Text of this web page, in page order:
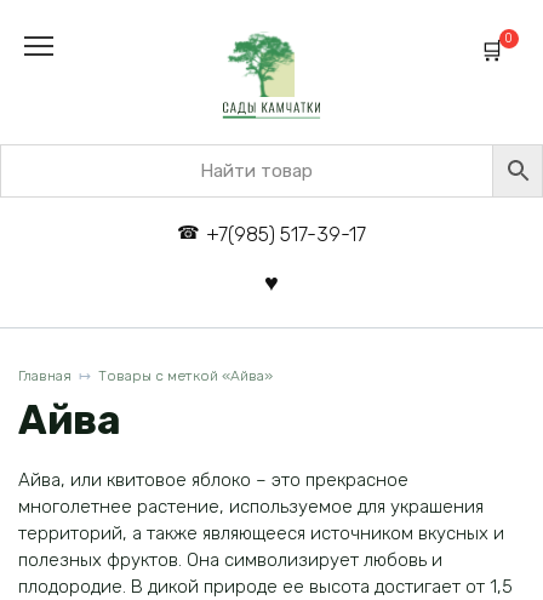
+7(985) 517-39-17
0
Главная Товары с меткой «Айва»
Айва
Айва, или квитовое яблоко – это прекрасное
многолетнее растение, используемое для украшения
территорий, а также являющееся источником вкусных и
полезных фруктов. Она символизирует любовь и
плодородие. В дикой природе ее высота достигает от 1,5